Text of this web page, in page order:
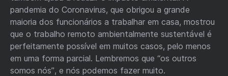
pandemia do Coronavirus, que obrigou a grande
maioria dos funcionários a trabalhar em casa, mostrou
que o trabalho remoto ambientalmente sustentável é
perfeitamente possível em muitos casos, pelo menos
em uma forma parcial. Lembremos que “os outros
somos nós”, e nós podemos fazer muito.